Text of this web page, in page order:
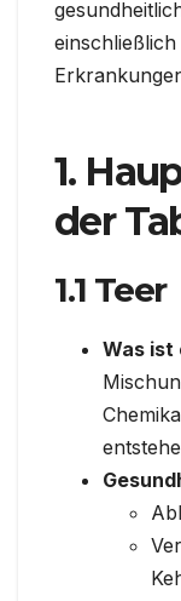
1.
der
1.1 Teer
Was ist